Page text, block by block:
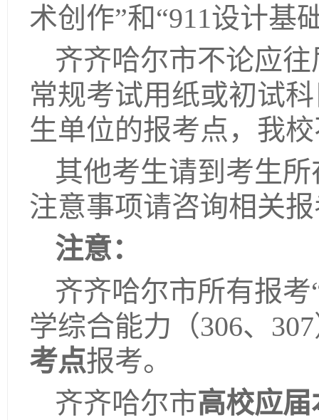
术创作”和“911设计基
齐齐哈尔市不论应
常规考试用纸或初试
生单位的报考点，我
其他考生请到考生
注意事项请咨询相关
注意：
齐齐哈尔市所有报
学综合能力（306、
考点报考。
齐齐哈尔市高校应